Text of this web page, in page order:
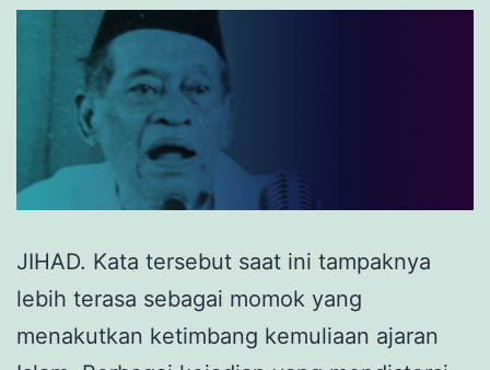
JIHAD. Kata tersebut saat ini tampaknya
lebih terasa sebagai momok yang
menakutkan ketimbang kemuliaan ajaran